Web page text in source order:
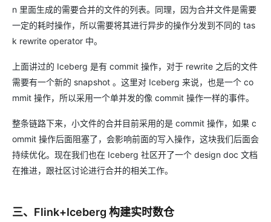
n 里面生成的需要合并的文件的列表。同理，因为合并文件是需要
一定的耗时操作，所以需要将其进行异步的操作分发到不同的 tas
k rewrite operator 中。
上面讲过的 Iceberg 是有 commit 操作，对于 rewrite 之后的文件
需要有一个新的 snapshot 。这里对 Iceberg 来说，也是一个 co
mmit 操作，所以采用一个单并发的像 commit 操作一样的事件。
整条链路下来，小文件的合并目前采用的是 commit 操作，如果 c
ommit 操作后面阻塞了，会影响前面的写入操作，这块我们后面会
持续优化。现在我们也在 Iceberg 社区开了一个 design doc 文档
在推进，跟社区讨论进行合并的相关工作。
三、Flink+Iceberg 构建实时数仓